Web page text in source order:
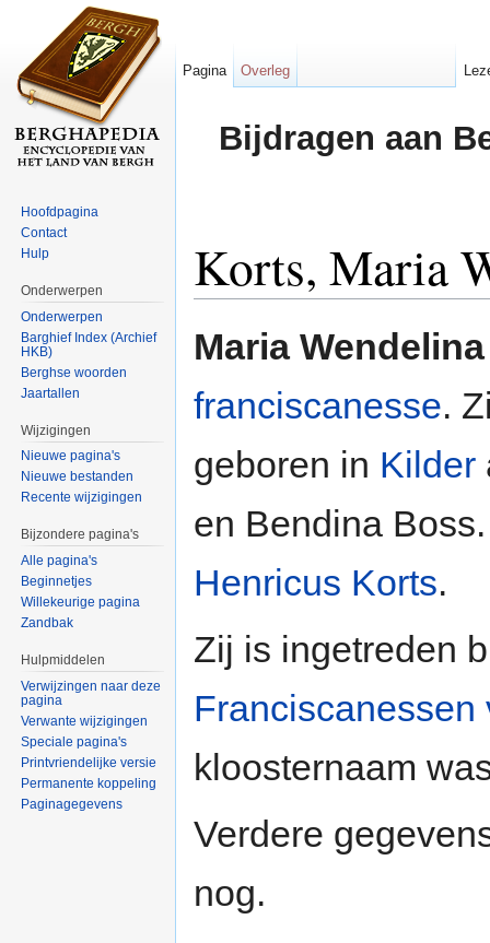
Bijdragen aan
Korts, Maria
Maria
franciscanesse.
geboren in Kilder
en Bendina
Henricus Korts.
Zij is ingetreden
kloosternaam
Verdere
nog.
Pagina Overleg
Hoofdpagina
Contact
Hulp
Onderwerpen
Onderwerpen
Barghief Index (Archief
HKB)
Berghse woorden
Jaartallen
Wijzigingen
Nieuwe pagina's
Nieuwe bestanden
Recente wijzigingen
Bijzondere pagina's
Alle pagina's
Beginnetjes
Willekeurige pagina
Zandbak
Hulpmiddelen
Verwijzingen naar deze
pagina
Verwante wijzigingen
Speciale pagina's
Printvriendelijke versie
Permanente koppeling
Paginagegevens